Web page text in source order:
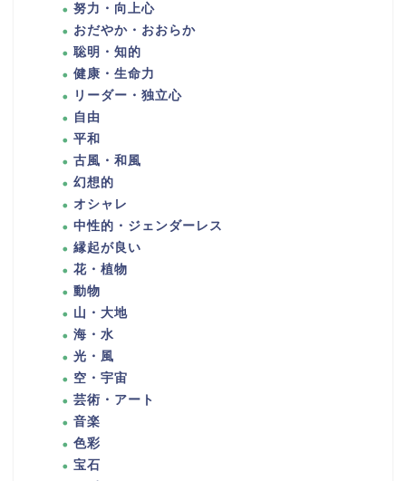
努力・向上心
おだやか・おおらか
聡明・知的
健康・生命力
リーダー・独立心
自由
平和
古風・和風
幻想的
オシャレ
中性的・ジェンダーレス
縁起が良い
花・植物
動物
山・大地
海・水
光・風
空・宇宙
芸術・アート
音楽
色彩
宝石